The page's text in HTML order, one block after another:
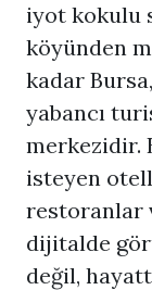
iyot kokulu
köyünden
kadar
yabancı
merkezidir.
isteyen
restoranlar
dijitalde
değil,